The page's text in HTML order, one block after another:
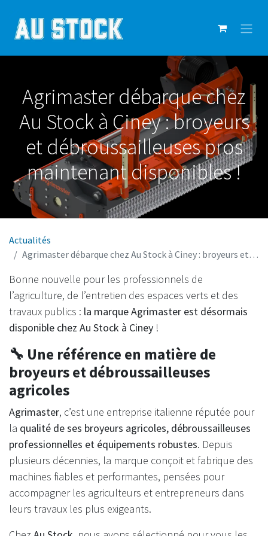
Agrimaster débarque chez
Au Stock à Ciney : broyeurs
et débroussailleuses pros
maintenant disponibles !
Actualités
Agrimaster débarque chez Au Stock à Ciney : broyeurs et débroussailleuses pros maintenant disponibles !
Bonne nouvelle pour les professionnels de
l’agriculture, de l’entretien des espaces verts et des
travaux publics : la marque Agrimaster est désormais
disponible chez Au Stock à Ciney !
🔧 Une référence en matière de
broyeurs et débroussailleuses
agricoles
Agrimaster, c’est une entreprise italienne réputée pour
la qualité de ses broyeurs agricoles, débroussailleuses
professionnelles et équipements robustes. Depuis
plusieurs décennies, la marque conçoit et fabrique des
machines fiables et performantes, pensées pour
accompagner les agriculteurs et entrepreneurs dans
leurs travaux les plus exigeants.